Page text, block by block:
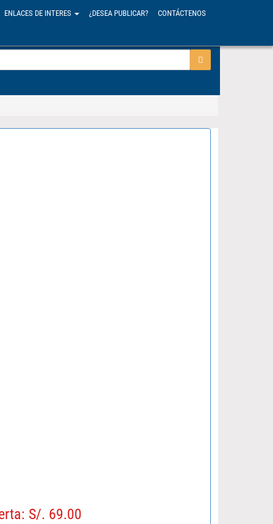
ENLACES DE INTERES ¿DESEA PUBLICAR? CONTÁCTENOS
S/. 69.00